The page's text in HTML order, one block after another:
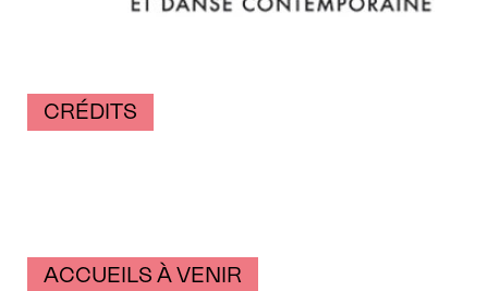
CRÉDITS
ACCUEILS À VENIR